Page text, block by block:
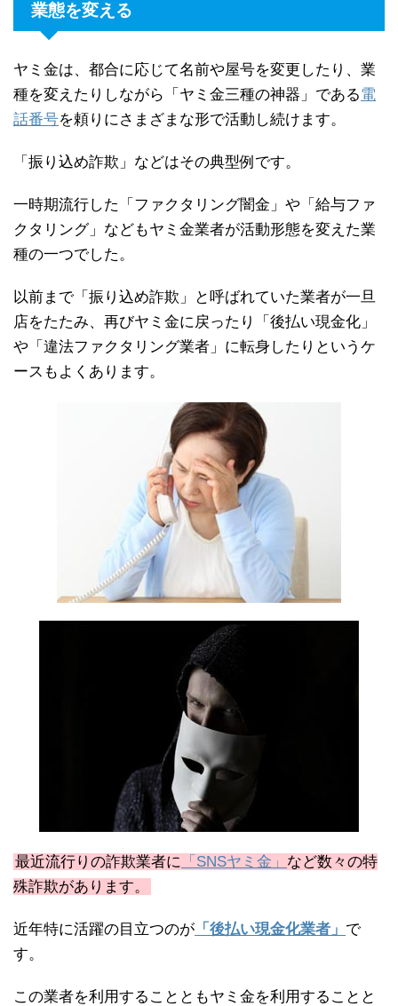
業態を変える
ヤミ金は、都合に応じて名前や屋号を変更したり、業
種を変えたりしながら「ヤミ金三種の神器」である電
話番号を頼りにさまざまな形で活動し続けます。
「振り込め詐欺」などはその典型例です。
一時期流行した「ファクタリング闇金」や「給与ファ
クタリング」などもヤミ金業者が活動形態を変えた業
種の一つでした。
以前まで「振り込め詐欺」と呼ばれていた業者が一旦
店をたたみ、再びヤミ金に戻ったり「後払い現金化」
や「違法ファクタリング業者」に転身したりというケ
ースもよくあります。
最近流行りの詐欺業者に 「SNSヤミ金」 など数々の特
殊詐欺があります。
近年特に活躍の目立つのが 「後払い現金化業者」 で
す。
この業者を利用することともヤミ金を利用することと